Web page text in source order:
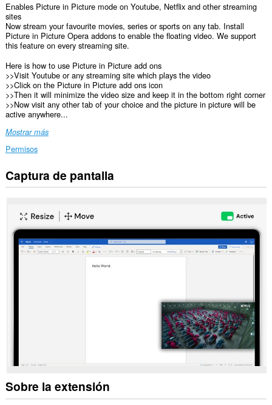
Enables Picture in Picture mode on Youtube, Netflix and other streaming
sites
Now stream your favourite movies, series or sports on any tab. Install
Picture in Picture Opera addons to enable the floating video. We support
this feature on every streaming site.
Here is how to use Picture in Picture add ons
>>Visit Youtube or any streaming site which plays the video
>>Click on the Picture in Picture add ons icon
>>Then it will minimize the video size and keep it in the bottom right corner
>>Now visit any other tab of your choice and the picture in picture will be
active anywhere...
Mostrar más
Permisos
Esta
extensión
datos
todos
Captura de pantalla
Sobre la extensión